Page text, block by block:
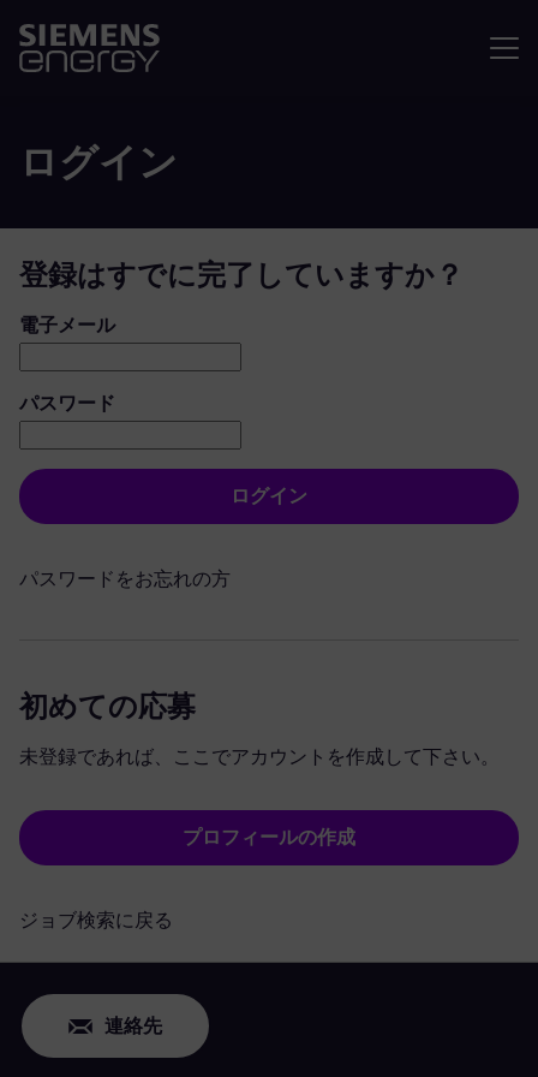
ログイン
登録はすでに完了していますか？
ログイン：ユーザーとパスワード
電子メール
パスワード
ログイン
パスワードをお忘れの方
初めての応募
未登録であれば、ここでアカウントを作成して下さい。
プロフィールの作成
ジョブ検索に戻る
連絡先